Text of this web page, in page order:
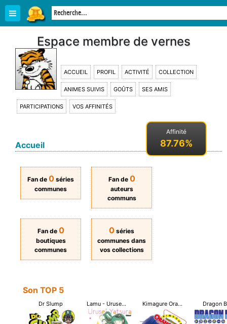
Espace membre de vernes
ACCUEIL PROFIL ACTIVITÉ COLLECTION
ANIMES SUIVIS GOÛTS SES AMIS
PARTICIPATIONS VOS AFFINITÉS
Affinité
87.76%
Accueil
Fan de 0 séries
communes
Fan de 0
auteurs
communs
Fan de 0
boutiques
communes
0 séries
communes dans
vos collections
Son TOP 5
Dr Slump Lamu - Uruse... Kimagure Ora... Dragon